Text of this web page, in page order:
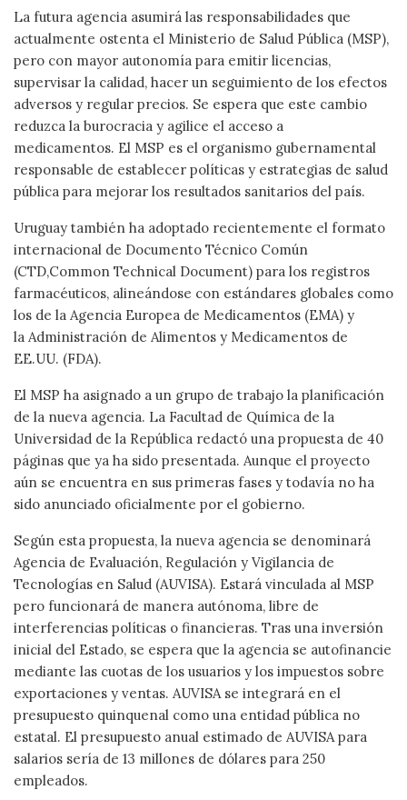
La futura agencia asumirá las responsabilidades que
actualmente ostenta el Ministerio de Salud Pública (MSP),
pero con mayor autonomía para emitir licencias,
supervisar la calidad, hacer un seguimiento de los efectos
adversos y regular precios. Se espera que este cambio
reduzca la burocracia y agilice el acceso a
medicamentos. El MSP es el organismo gubernamental
responsable de establecer políticas y estrategias de salud
pública para mejorar los resultados sanitarios del país.
Uruguay también ha adoptado recientemente el formato
internacional de Documento Técnico Común
(CTD,Common Technical Document) para los registros
farmacéuticos, alineándose con estándares globales como
los de la Agencia Europea de Medicamentos (EMA) y
la Administración de Alimentos y Medicamentos de
EE.UU. (FDA).
El MSP ha asignado a un grupo de trabajo la planificación
de la nueva agencia. La Facultad de Química de la
Universidad de la República redactó una propuesta de 40
páginas que ya ha sido presentada. Aunque el proyecto
aún se encuentra en sus primeras fases y todavía no ha
sido anunciado oficialmente por el gobierno.
Según esta propuesta, la nueva agencia se denominará
Agencia de Evaluación, Regulación y Vigilancia de
Tecnologías en Salud (AUVISA). Estará vinculada al MSP
pero funcionará de manera autónoma, libre de
interferencias políticas o financieras. Tras una inversión
inicial del Estado, se espera que la agencia se autofinancie
mediante las cuotas de los usuarios y los impuestos sobre
exportaciones y ventas. AUVISA se integrará en el
presupuesto quinquenal como una entidad pública no
estatal. El presupuesto anual estimado de AUVISA para
salarios sería de 13 millones de dólares para 250
empleados.